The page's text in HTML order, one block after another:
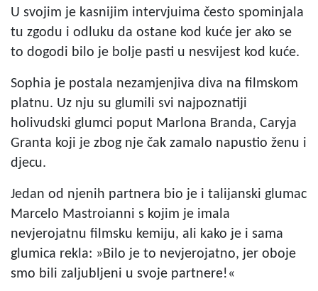
U svojim je kasnijim intervjuima često spominjala
tu zgodu i odluku da ostane kod kuće jer ako se
to dogodi bilo je bolje pasti u nesvijest kod kuće.
Sophia je postala nezamjenjiva diva na filmskom
platnu. Uz nju su glumili svi najpoznatiji
holivudski glumci poput Marlona Branda, Caryja
Granta koji je zbog nje čak zamalo napustio ženu i
djecu.
Jedan od njenih partnera bio je i talijanski glumac
Marcelo Mastroianni s kojim je imala
nevjerojatnu filmsku kemiju, ali kako je i sama
glumica rekla: »Bilo je to nevjerojatno, jer oboje
smo bili zaljubljeni u svoje partnere!«